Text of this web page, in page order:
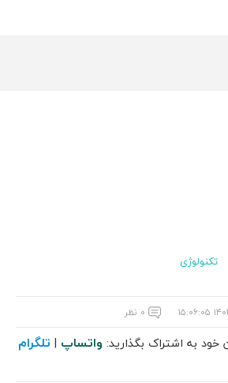
تکنولوژی
۰ نظر
به اشتراک بگذارید: واتساپ | تلگرام